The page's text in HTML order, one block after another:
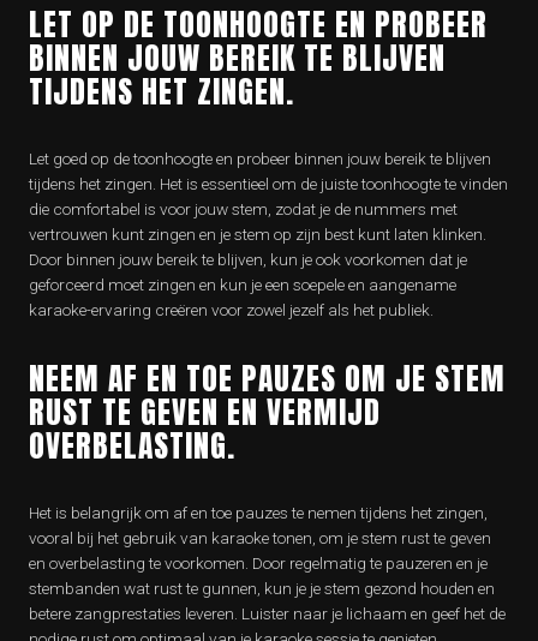
LET OP DE TOONHOOGTE EN PROBEER
BINNEN JOUW BEREIK TE BLIJVEN
TIJDENS HET ZINGEN.
Let goed op de toonhoogte en probeer binnen jouw bereik te blijven
tijdens het zingen. Het is essentieel om de juiste toonhoogte te vinden
die comfortabel is voor jouw stem, zodat je de nummers met
vertrouwen kunt zingen en je stem op zijn best kunt laten klinken.
Door binnen jouw bereik te blijven, kun je ook voorkomen dat je
geforceerd moet zingen en kun je een soepele en aangename
karaoke-ervaring creëren voor zowel jezelf als het publiek.
NEEM AF EN TOE PAUZES OM JE STEM
RUST TE GEVEN EN VERMIJD
OVERBELASTING.
Het is belangrijk om af en toe pauzes te nemen tijdens het zingen,
vooral bij het gebruik van karaoke tonen, om je stem rust te geven
en overbelasting te voorkomen. Door regelmatig te pauzeren en je
stembanden wat rust te gunnen, kun je je stem gezond houden en
betere zangprestaties leveren. Luister naar je lichaam en geef het de